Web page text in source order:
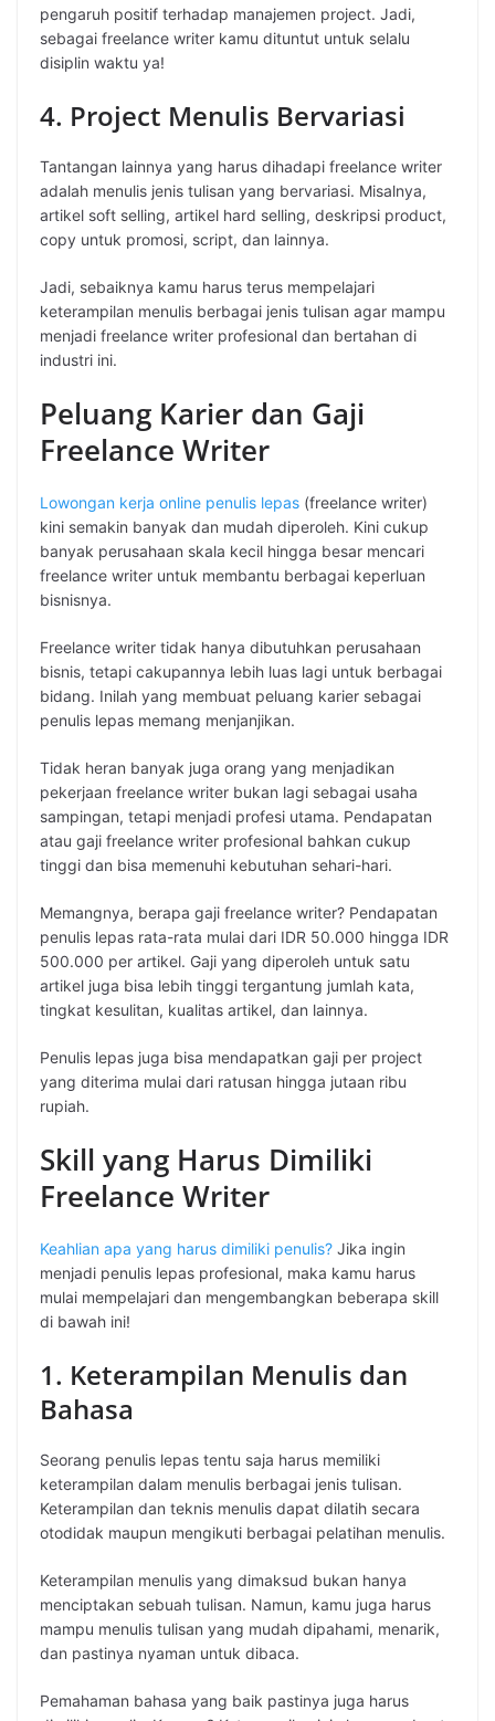
pengaruh positif terhadap manajemen project. Jadi,
sebagai freelance writer kamu dituntut untuk selalu
disiplin waktu ya!
4. Project Menulis Bervariasi
Tantangan lainnya yang harus dihadapi freelance writer
adalah menulis jenis tulisan yang bervariasi. Misalnya,
artikel soft selling, artikel hard selling, deskripsi product,
copy untuk promosi, script, dan lainnya.
Jadi, sebaiknya kamu harus terus mempelajari
keterampilan menulis berbagai jenis tulisan agar mampu
menjadi freelance writer profesional dan bertahan di
industri ini.
Peluang Karier dan Gaji
Freelance Writer
Lowongan kerja online penulis lepas (freelance writer)
kini semakin banyak dan mudah diperoleh. Kini cukup
banyak perusahaan skala kecil hingga besar mencari
freelance writer untuk membantu berbagai keperluan
bisnisnya.
Freelance writer tidak hanya dibutuhkan perusahaan
bisnis, tetapi cakupannya lebih luas lagi untuk berbagai
bidang. Inilah yang membuat peluang karier sebagai
penulis lepas memang menjanjikan.
Tidak heran banyak juga orang yang menjadikan
pekerjaan freelance writer bukan lagi sebagai usaha
sampingan, tetapi menjadi profesi utama. Pendapatan
atau gaji freelance writer profesional bahkan cukup
tinggi dan bisa memenuhi kebutuhan sehari-hari.
Memangnya, berapa gaji freelance writer? Pendapatan
penulis lepas rata-rata mulai dari IDR 50.000 hingga IDR
500.000 per artikel. Gaji yang diperoleh untuk satu
artikel juga bisa lebih tinggi tergantung jumlah kata,
tingkat kesulitan, kualitas artikel, dan lainnya.
Penulis lepas juga bisa mendapatkan gaji per project
yang diterima mulai dari ratusan hingga jutaan ribu
rupiah.
Skill yang Harus Dimiliki
Freelance Writer
Keahlian apa yang harus dimiliki penulis? Jika ingin
menjadi penulis lepas profesional, maka kamu harus
mulai mempelajari dan mengembangkan beberapa skill
di bawah ini!
1. Keterampilan Menulis dan
Bahasa
Seorang penulis lepas tentu saja harus memiliki
keterampilan dalam menulis berbagai jenis tulisan.
Keterampilan dan teknis menulis dapat dilatih secara
otodidak maupun mengikuti berbagai pelatihan menulis.
Keterampilan menulis yang dimaksud bukan hanya
menciptakan sebuah tulisan. Namun, kamu juga harus
mampu menulis tulisan yang mudah dipahami, menarik,
dan pastinya nyaman untuk dibaca.
Pemahaman bahasa yang baik pastinya juga harus